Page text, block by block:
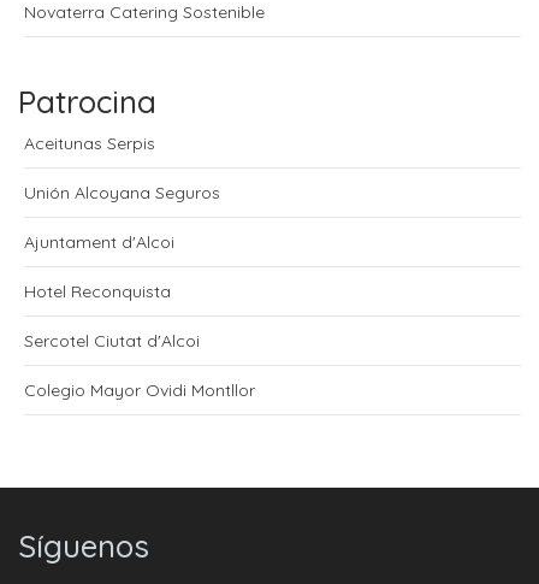
Novaterra Catering Sostenible
Patrocina
Aceitunas Serpis
Unión Alcoyana Seguros
Ajuntament d'Alcoi
Hotel Reconquista
Sercotel Ciutat d'Alcoi
Colegio Mayor Ovidi Montllor
Síguenos